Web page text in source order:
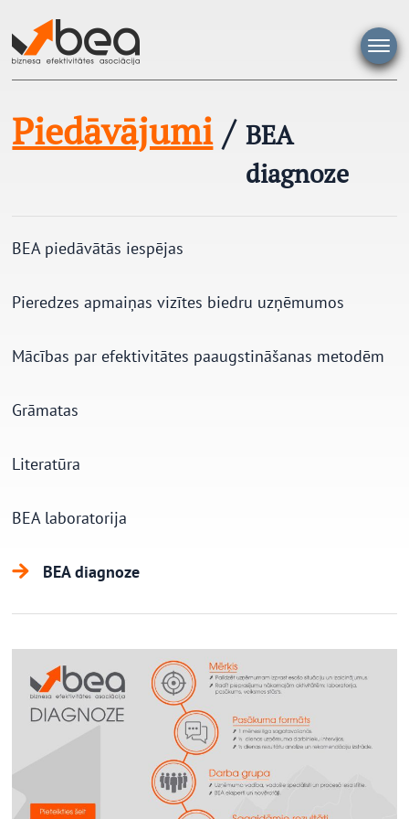
saturu
Piedāvājumi/BEA
diagnoze
BEA piedāvātās iespējas
Pieredzes apmaiņas vizītes biedru uzņēmumos
Mācības par efektivitātes paaugstināšanas metodēm
Grāmatas
Literatūra
BEA laboratorija
BEA diagnoze